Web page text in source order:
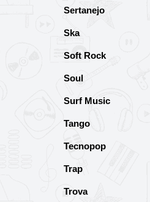
Sertanejo
Ska
Soft Rock
Soul
Surf Music
Tango
Tecnopop
Trap
Trova